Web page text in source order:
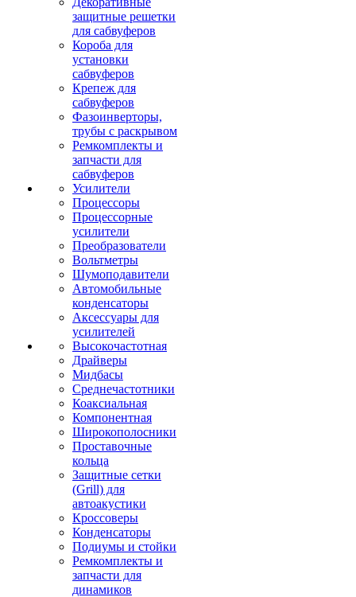
защитные решетки
для сабвуферов
Короба для
установки
сабвуферов
Крепеж для
сабвуферов
Фазоинверторы,
трубы с раскрывом
Ремкомплекты и
запчасти для
сабвуферов
Усилители
Процессоры
Процессорные
усилители
Преобразователи
Вольтметры
Шумоподавители
Автомобильные
конденсаторы
Аксессуары для
усилителей
Высокочастотная
Драйверы
Мидбасы
Среднечастотники
Коаксиальная
Компонентная
Широкополосники
Проставочные
кольца
Защитные сетки
(Grill) для
автоакустики
Кроссоверы
Конденсаторы
Подиумы и стойки
Ремкомплекты и
запчасти для
динамиков